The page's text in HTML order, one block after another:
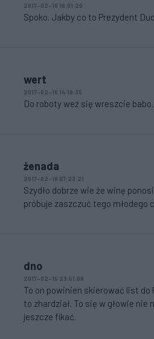
2017-02-16 16:01:20
Spoko. Jakby co to Prezydent
wert
2017-02-16 14:18:35
Do roboty weź się wreszcie
żenada
2017-02-16 07:23:21
Szydło dobrze wie że winę
próbuje zaszczuć tego młodego
dno
2017-02-15 23:51:08
To on powinien skierować list
to zhardział. To się w głowie
jeszcze fikać.